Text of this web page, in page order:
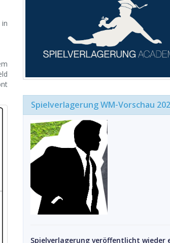
Spielverlagerung WM-Vorschau
Spielverlagerung veröffentlicht wieder